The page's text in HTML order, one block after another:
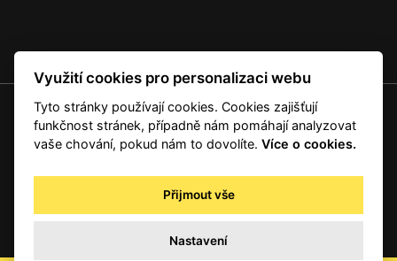
© 2001 — 2026 Copyright CMI News a dodavatelé obsahu. |
Autorská práva
Zpracování osobních údajů - registrovaní a předplatitelé
Zpracování osobních údajů pro novinářské a další účely
Obchodní podmínky
Využití cookies pro personalizaci webu
Tyto stránky používají cookies. Cookies zajišťují
funkčnost stránek, případně nám pomáhají analyzovat
vaše chování, pokud nám to dovolíte.Více o cookies.
Přijmout vše
Nastavení